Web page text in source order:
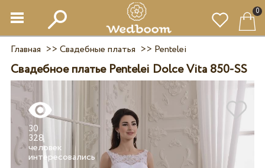
0
Главная >> Свадебные платья >> Pentelei
Свадебное платье Pentelei Dolce Vita 850-SS
30
328
человек
интересовались